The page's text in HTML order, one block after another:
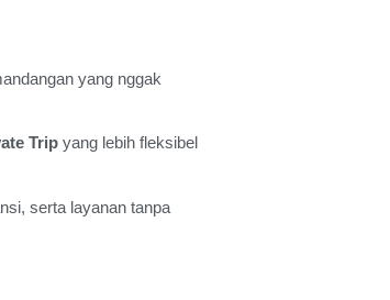
yang nggak
Trip yang lebih fleksibel
serta layanan tanpa